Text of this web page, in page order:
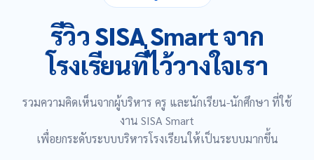
รีวิว SISA Smart จาก
โรงเรียนที่ไว้วางใจเรา
รวมความคิดเห็นจากผู้บริหาร ครู และนักเรียน-นักศึกษา ที่ใช้
งาน SISA Smart
เพื่อยกระดับระบบบริหารโรงเรียนให้เป็นระบบมากขึ้น